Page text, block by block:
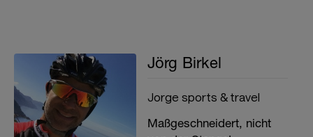
Jörg Birkel
Jorge sports & travel
Maßgeschneidert, nicht